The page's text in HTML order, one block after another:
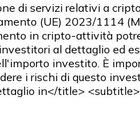
di servizi relativi a
(UE) 2023/1114
in cripto-attività
al dettaglio ed
investito. È
i rischi di questo
in</title>